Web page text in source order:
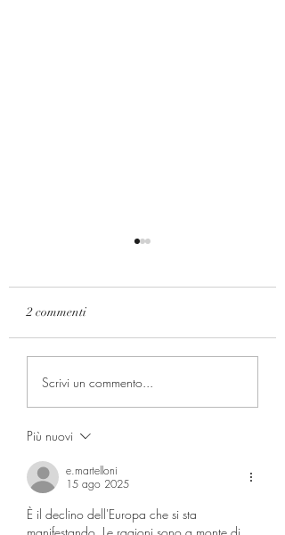
di La Malfa a Merlo con
risposta
2 commenti
Scrivi un commento...
Più nuovi
e.martelloni
15 ago 2025
È il declino dell'Europa che si sta